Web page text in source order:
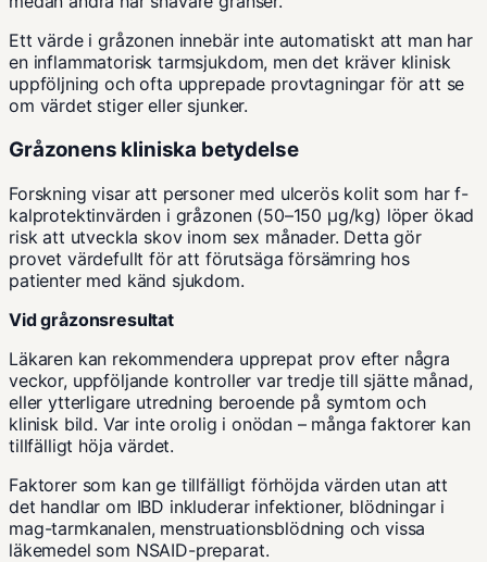
Ett värde i gråzonen innebär inte automatiskt att man har
en inflammatorisk tarmsjukdom, men det kräver klinisk
uppföljning och ofta upprepade provtagningar för att se
om värdet stiger eller sjunker.
Gråzonens kliniska betydelse
Forskning visar att personer med ulcerös kolit som har f-
kalprotektinvärden i gråzonen (50–150 µg/kg) löper ökad
risk att utveckla skov inom sex månader. Detta gör
provet värdefullt för att förutsäga försämring hos
patienter med känd sjukdom.
Vid gråzonsresultat
Läkaren kan rekommendera upprepat prov efter några
veckor, uppföljande kontroller var tredje till sjätte månad,
eller ytterligare utredning beroende på symtom och
klinisk bild. Var inte orolig i onödan – många faktorer kan
tillfälligt höja värdet.
Faktorer som kan ge tillfälligt förhöjda värden utan att
det handlar om IBD inkluderar infektioner, blödningar i
mag-tarmkanalen, menstruationsblödning och vissa
läkemedel som NSAID-preparat.